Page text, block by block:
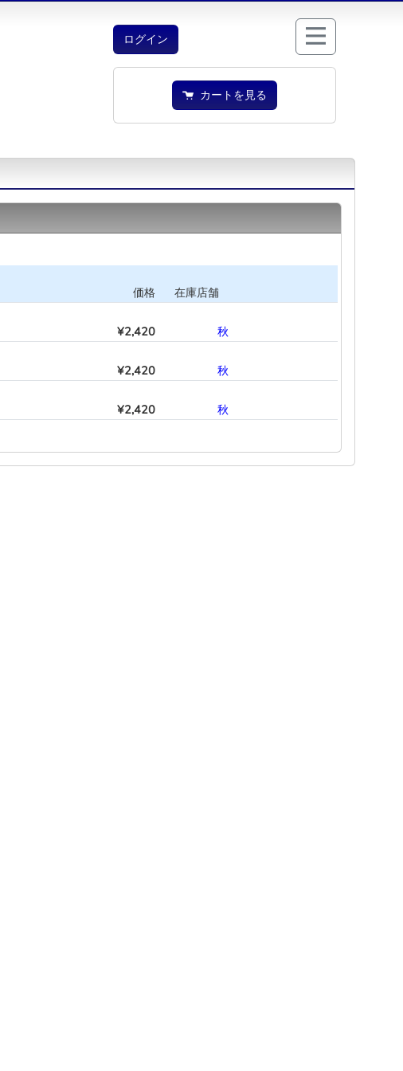
ログイン
カートを見る
価格 在庫店舗
¥2,420 秋
¥2,420 秋
¥2,420 秋